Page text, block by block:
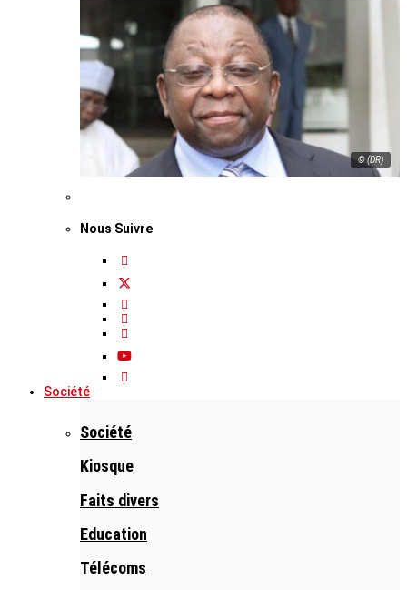
© (DR)
Nous Suivre
Société
Société
Kiosque
Faits divers
Education
Télécoms